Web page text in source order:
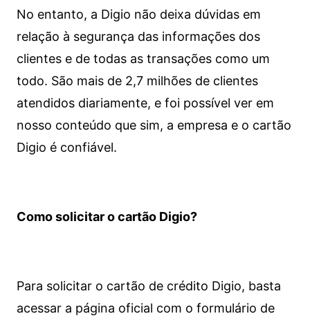
No entanto, a Digio não deixa dúvidas em
relação à segurança das informações dos
clientes e de todas as transações como um
todo. São mais de 2,7 milhões de clientes
atendidos diariamente, e foi possível ver em
nosso conteúdo que sim, a empresa e o cartão
Digio é confiável.
Como solicitar o cartão Digio?
Para solicitar o cartão de crédito Digio, basta
acessar a página oficial com o formulário de